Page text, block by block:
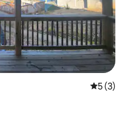
Vidutinis
5 (3)